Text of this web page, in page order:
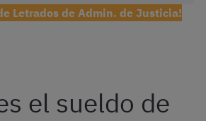
Letrados de Admin. de Justicia!
el sueldo de